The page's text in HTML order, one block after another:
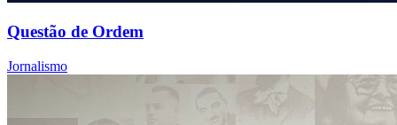
Questão de Ordem
Jornalismo